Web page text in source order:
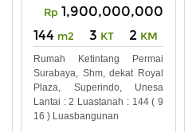
Rp 1,900,000,000
144 m2 3 KT 2 KM
Rumah Ketintang Permai
Surabaya, Shm, dekat Royal
Plaza, Superindo, Unesa
Lantai : 2 Luastanah : 144 ( 9
16 ) Luasbangunan